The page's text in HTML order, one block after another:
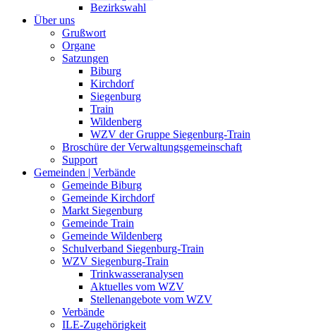
Bezirkswahl
Über uns
Grußwort
Organe
Satzungen
Biburg
Kirchdorf
Siegenburg
Train
Wildenberg
WZV der Gruppe Siegenburg-Train
Broschüre der Verwaltungsgemeinschaft
Support
Gemeinden | Verbände
Gemeinde Biburg
Gemeinde Kirchdorf
Markt Siegenburg
Gemeinde Train
Gemeinde Wildenberg
Schulverband Siegenburg-Train
WZV Siegenburg-Train
Trinkwasseranalysen
Aktuelles vom WZV
Stellenangebote vom WZV
Verbände
ILE-Zugehörigkeit